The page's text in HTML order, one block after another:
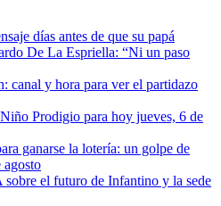
días antes de que su papá
De La Espriella: “Ni un paso
y hora para ver el partidazo
Prodigio para hoy jueves, 6 de
ganarse la lotería: un golpe de
agosto
el futuro de Infantino y la sede